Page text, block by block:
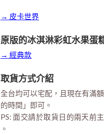
→ 皮卡世界
原版的冰淇淋彩虹水果蛋
→ 經典款
取貨方式介紹
全台均可以宅配，且現在有滿
的時間」即可。
PS: 面交請於取貨日的兩天前
。